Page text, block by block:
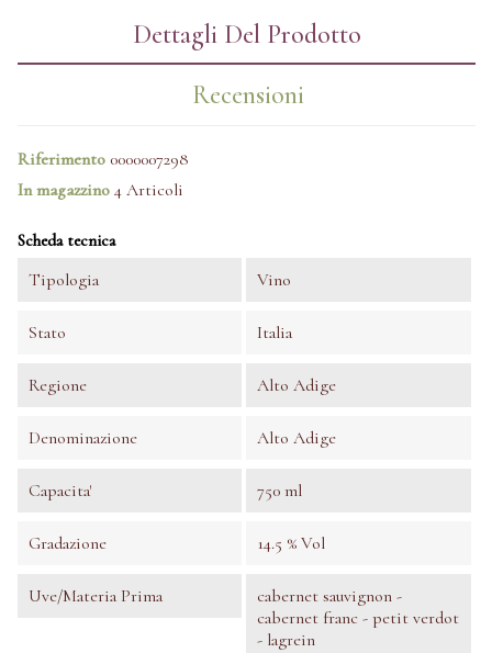
Dettagli Del Prodotto
Recensioni
Riferimento 0000007298
In magazzino 4 Articoli
Scheda tecnica
Tipologia Vino
Stato Italia
Regione Alto Adige
Denominazione Alto Adige
Capacita' 750 ml
Gradazione 14.5 % Vol
Uve/Materia Prima
cabernet sauvignon -
cabernet franc - petit verdot
- lagrein